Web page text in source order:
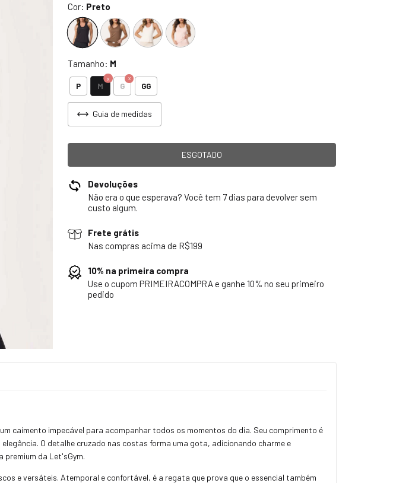
Cor: Preto
Tamanho: M
P M G GG
Guia de medidas
Devoluções
Não era o que esperava? Você tem 7 dias para devolver sem
custo algum.
Frete grátis
Nas compras acima de R$199
10% na primeira compra
Use o cupom PRIMEIRACOMPRA e ganhe 10% no seu primeiro
pedido
caimento impecável para acompanhar todos os momentos do dia. Seu comprimento é
O detalhe cruzado nas costas forma uma gota, adicionando charme e
da Let'sGym.
e versáteis. Atemporal e confortável, é a regata que prova que o essencial também